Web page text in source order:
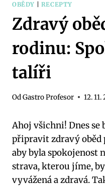
OBĚDY RECEPTY
Zdravý
rodinu:
talíři
OdGastro Profesor 12. 11.
Ahoj všichni! Dnes se
připravit zdravý oběd
aby byla spokojenost
strava, kterou​ jíme,
vyvážená a zdravá.